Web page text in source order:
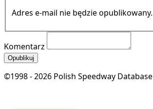
Adres e-mail nie będzie opublikowany.
Komentarz
Opublikuj
©1998 - 2026 Polish Speedway Database